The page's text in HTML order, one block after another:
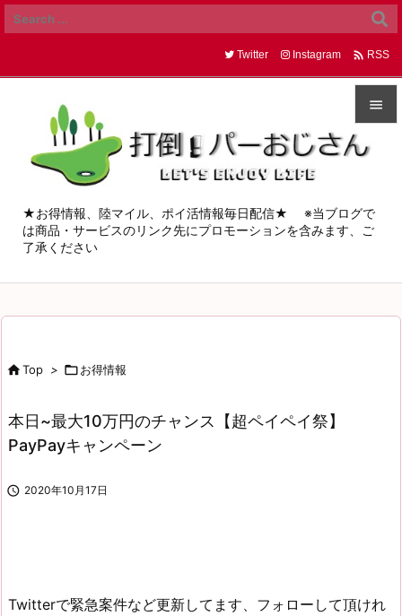


メニュ
サイド


Twitter Instagram  RSS
★お得情報、陸マイル、ポイ活情報毎日配信★ ※当ブログで
は商品・サービスのリンク先にプロモーションを含みます、ご
了承ください
Top > お得情報
本日~最大10万円のチャンス【超ペイペイ祭】
PayPayキャンペーン
 2020年10月17日
Twitterで緊急案件など更新してます、フォローして頂けれ